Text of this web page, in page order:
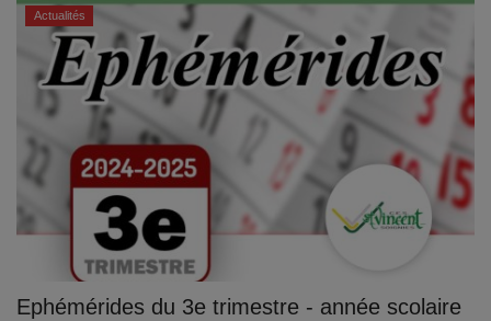
Documents
Services
Contacts
Actualités
Ephémérides du 3e trimestre - année scolaire